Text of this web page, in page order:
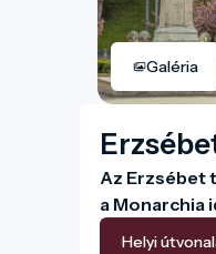
Galéria
Az Erzsébet
a Monarchia
Helyi